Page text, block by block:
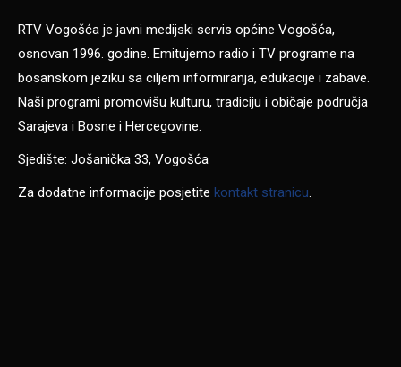
RTV Vogošća je javni medijski servis općine Vogošća,
osnovan 1996. godine. Emitujemo radio i TV programe na
bosanskom jeziku sa ciljem informiranja, edukacije i zabave.
Naši programi promovišu kulturu, tradiciju i običaje područja
Sarajeva i Bosne i Hercegovine.
Sjedište: Jošanička 33, Vogošća
Za dodatne informacije posjetite kontakt stranicu.